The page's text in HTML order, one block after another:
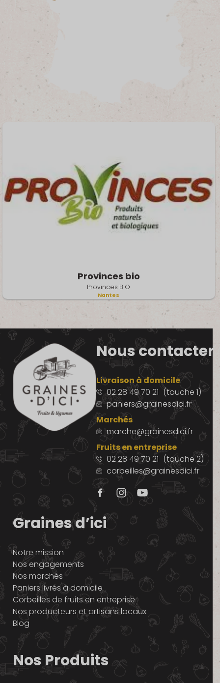
Provinces bio
Provinces BIO
Nantes
Nous contacter
Livraison à domicile
02 28 49 70 21 (touche 1)
paniers@grainesdici.fr
Marchés
marche@grainesdici.fr
Fruits en entreprise
02 28 49 70 21 (touche 2)
corbeilles@grainesdici.fr
Graines d’ici
Notre mission
Nos engagements
Nos marchés
Paniers livrés à domicile
Corbeilles de fruits en entreprise
Nos producteurs et artisans locaux
Blog
Nos Produits